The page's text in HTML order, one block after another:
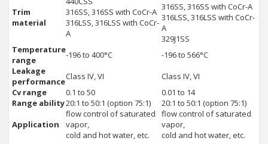
Trim
material
316SS, 316SS with CoCr-A
316LSS, 316LSS with CoCr-
A
316SS, 316SS with CoCr-A
316LSS, 316LSS with CoCr-
A
329J1SS
Temperature
range
-196 to 400°C
-196 to 566°C
Leakage
performanceClass IV, VI
Class IV, VI
Cv range
0.1 to 50
0.01 to 14
Range ability20:1 to 50:1 (option 75:1)
20:1 to 50:1 (option 75:1)
Application
flow control of saturated
vapor,
cold and hot water, etc.
flow control of saturated
vapor,
cold and hot water, etc.